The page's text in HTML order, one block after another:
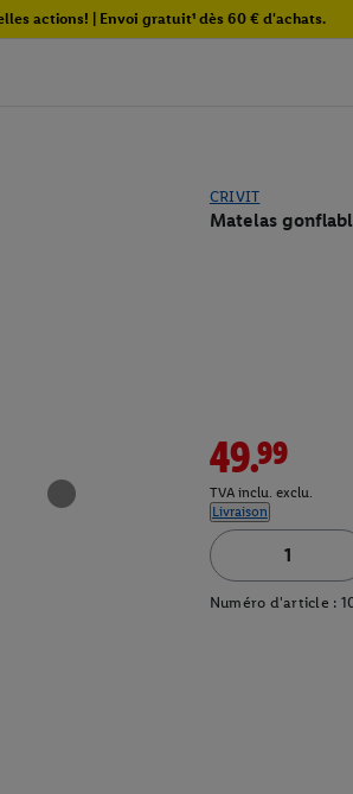
actions! | Envoi gratuit¹ dès 60 € d'achats.
CRIVIT
Matelas
49.99
TVA inclu. exclu.
Livraison
Numéro d'article :